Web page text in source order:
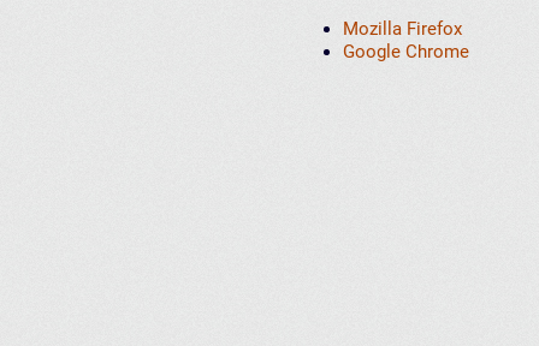
Mozilla Firefox
Google Chrome